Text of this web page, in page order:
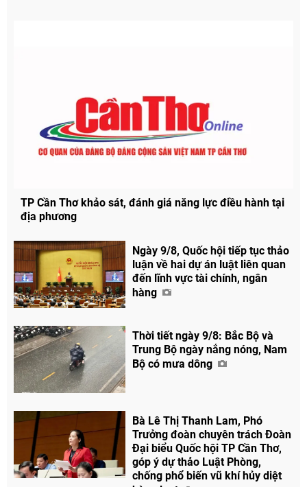
Chia sẻ
Facebook
TP Cần Thơ khảo sát, đánh giá năng lực điều hành tại
địa phương
Ngày 9/8, Quốc hội tiếp tục thảo
luận về hai dự án luật liên quan
đến lĩnh vực tài chính, ngân
hàng
Thời tiết ngày 9/8: Bắc Bộ và
Trung Bộ ngày nắng nóng, Nam
Bộ có mưa dông
Bà Lê Thị Thanh Lam, Phó
Trưởng đoàn chuyên trách Đoàn
Đại biểu Quốc hội TP Cần Thơ,
góp ý dự thảo Luật Phòng,
chống phổ biến vũ khí hủy diệt